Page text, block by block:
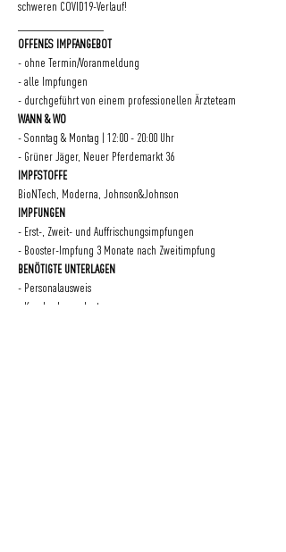
schweren COVID19-Verlauf!
OFFENES IMPFANGEBOT
- ohne Termin/Voranmeldung
- alle Impfungen
- durchgeführt von einem professionellen Ärzteteam
WANN & WO
- Sonntag & Montag | 12:00 - 20:00 Uhr
- Grüner Jäger, Neuer Pferdemarkt 36
IMPFSTOFFE
BioNTech, Moderna, Johnson&Johnson
IMPFUNGEN
- Erst-, Zweit- und Auffrischungsimpfungen
- Booster-Impfung 3 Monate nach Zweitimpfung
BENÖTIGTE UNTERLAGEN
- Personalausweis
- Krankenkassenkarte